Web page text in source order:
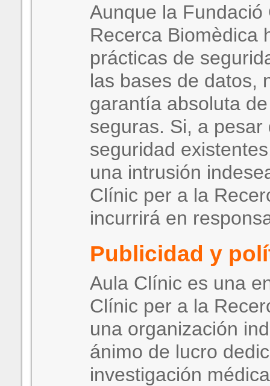
Aunque la Fundació
Recerca Biomèdica
prácticas de
las bases de datos,
garantía absoluta
seguras. Si, a
seguridad
una intrusión
Clínic per a la
incurrirá en
Publicidad y
Aula Clínic es una
Clínic per a la
una organización
ánimo de lucro
investigación